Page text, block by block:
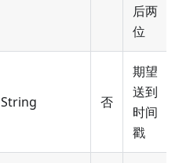
后两
位
String 否
期望
送到
时间
戳